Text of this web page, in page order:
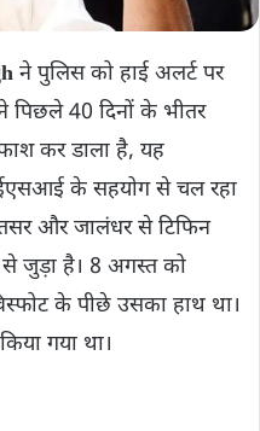
ने पुलिस को हाई अलर्ट पर
40 दिनों के भीतर
कर डाला है, यह
के सहयोग से चल रहा
और जालंधर से टिफिन
जुड़ा है। 8 अगस्त को
के पीछे उसका हाथ था।
गया था।